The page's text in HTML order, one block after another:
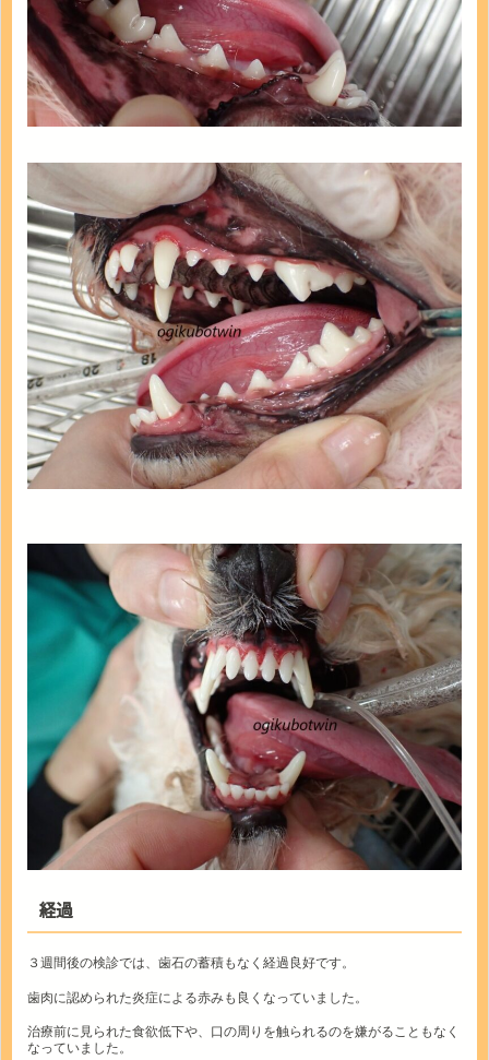
経過
３週間後の検診では、歯石の蓄積もなく経過良好です。
歯肉に認められた炎症による赤みも良くなっていました。
治療前に見られた食欲低下や、口の周りを触られるのを嫌がることもなく
なっていました。